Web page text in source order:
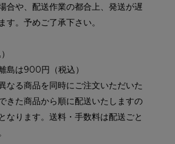
合や、配送作業の都合上、発送が遅
す。予めご了承下さい。
島は900円（税込）
なる商品を同時にご注文いただいた
きた商品から順に配送いたしますの
なります。送料・手数料は配送ごと